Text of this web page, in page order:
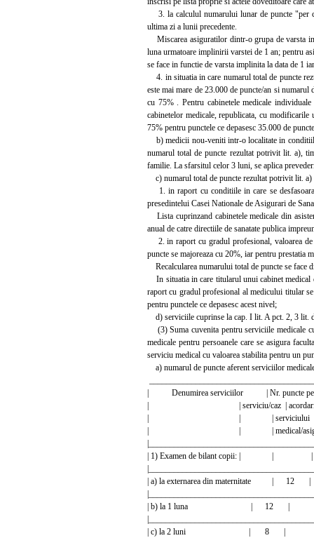
3. la calculul numarului lunar de puncte "per
ultima zi a lunii precedente.
Miscarea asiguratilor dintr-o grupa de varsta
luna urmatoare implinirii varstei de 1 an; pentru
se face in functie de varsta implinita la data de 1
4. in situatia in care numarul total de puncte
este mai mare de 23.000 de puncte/an si
cu 75% . Pentru cabinetele medicale
cabinetelor medicale, republicata, cu
75% pentru punctele ce depasesc 35.000 de
b) medicii nou-veniti intr-o localitate in
numarul total de puncte rezultat potrivit lit. a),
familie. La sfarsitul celor 3 luni, se aplica
c) numarul total de puncte rezultat potrivit lit. a)
1. in raport cu conditiile in care se
presedintelui Casei Nationale de Asigurari de
Lista cuprinzand cabinetele medicale din
anual de catre directiile de sanatate publica
2. in raport cu gradul profesional, valoarea de
puncte se majoreaza cu 20%, iar pentru prestatia
Recalcularea numarului total de puncte se face
In situatia in care titularul unui cabinet medical
raport cu gradul profesional al medicului titular
pentru punctele ce depasesc acest nivel;
d) serviciile cuprinse la cap. I lit. A pct. 2, 3 lit.
(3) Suma cuvenita pentru serviciile medicale
medicale pentru persoanele care se asigura
serviciu medical cu valoarea stabilita pentru un
a) numarul de puncte aferent serviciilor
| Denumirea serviciilor | Nr. puncte pe |
| | serviciu/caz |
| | | serviciului
| | | medical/
| 1) Examen de bilant copii: | | |
| a) la externarea din
| b) la 1 luna | 12
| c) la 2 luni | 8 |